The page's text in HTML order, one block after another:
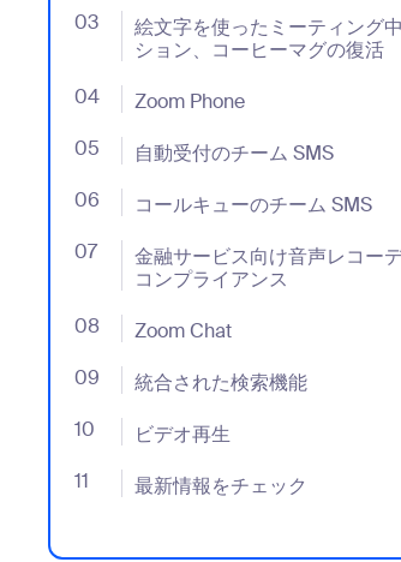
03
絵文字を使ったミーティング
ション、コーヒーマグの復活
- Jumplink to 絵文字を使ったミーテ
04 Zoom Phone
- Jumplink to Zoom Phone
05 自動受付のチーム SMS
- Jumplink to 自動受付のチーム SMS
06 コールキューのチーム SMS
- Jumplink to コールキューのチーム
07
金融サービス向け音声レコー
コンプライアンス
- Jumplink to 金融サービス向け音声
08 Zoom Chat
- Jumplink to Zoom Chat
09 統合された検索機能
- Jumplink to 統合された検索機能
10 ビデオ再生
- Jumplink to ビデオ再生
11 最新情報をチェック
- Jumplink to 最新情報をチェック